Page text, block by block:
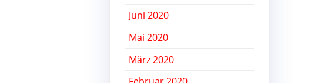
Juni 2020
Mai 2020
März 2020